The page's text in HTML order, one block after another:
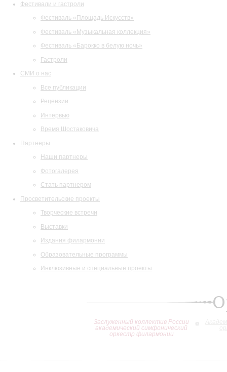
Фестивали и гастроли
Фестиваль «Площадь Искусств»
Фестиваль «Музыкальная коллекция»
Фестиваль «Барокко в белую ночь»
Гастроли
СМИ о нас
Все публикации
Рецензии
Интервью
Время Шостаковича
Партнеры
Наши партнеры
Фотогалерея
Стать партнером
Просветительские проекты
Творческие встречи
Выставки
Издания филармонии
Образовательные программы
Инклюзивные и специальные проекты
Заслуженный коллектив России
академический симфонический
оркестр филармонии